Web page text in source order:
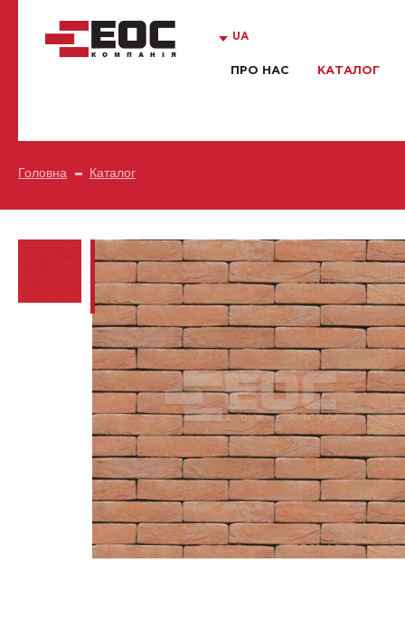
UA
ПРО НАС КАТАЛОГ
Головна Каталог